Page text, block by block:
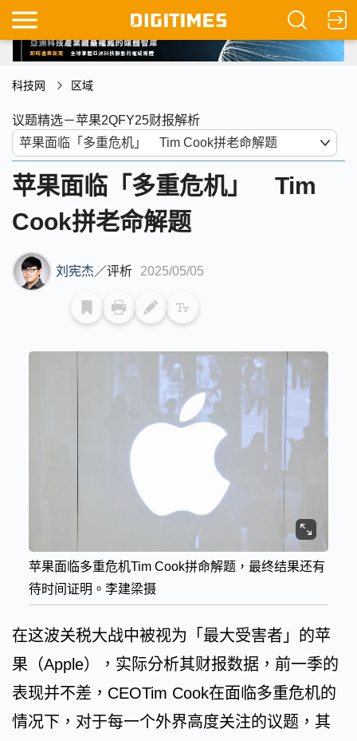
科技网 区域
议题精选－苹果2QFY25财报解析
苹果面临「多重危机」 Tim
Cook拼老命解题
刘宪杰／评析 2025/05/05
苹果面临多重危机Tim Cook拼命解题，最终结果还有
待时间证明。李建梁摄
在这波关税大战中被视为「最大受害者」的苹
果（Apple），实际分析其财报数据，前一季的
表现并不差，CEOTim Cook在面临多重危机的
情况下，对于每一个外界高度关注的议题，其